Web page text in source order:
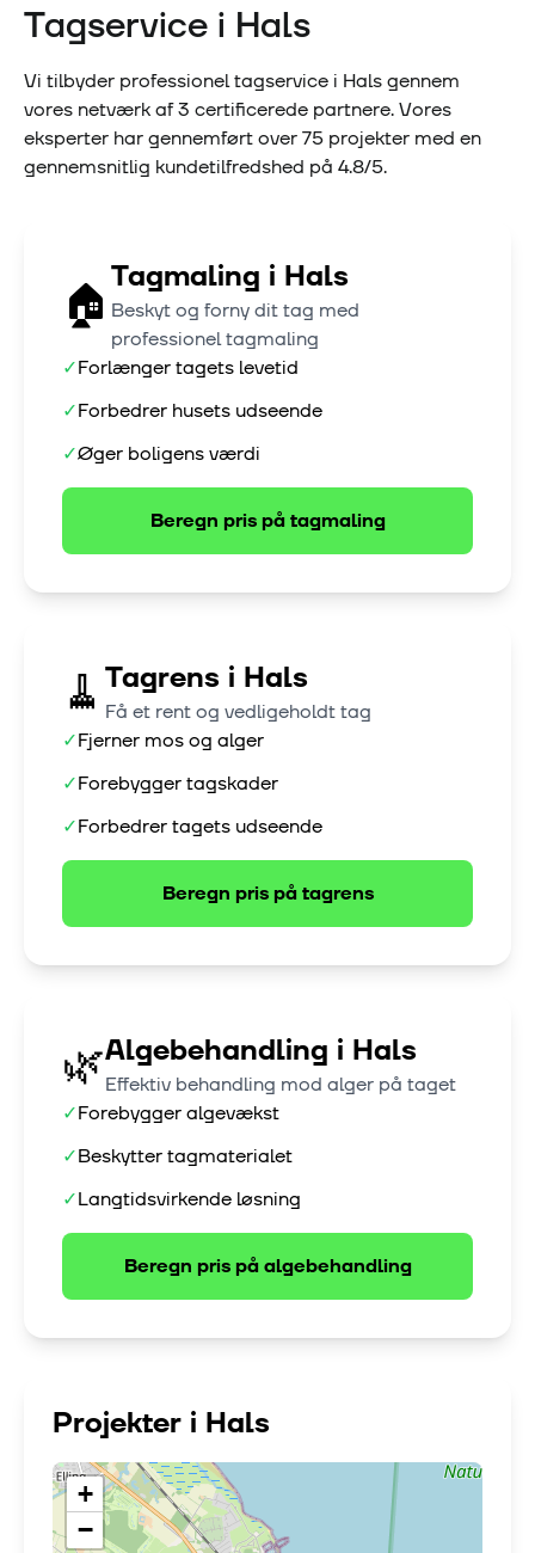
Tagservice i Hals
Vi tilbyder professionel tagservice i Halsgennem
vores netværk af3 certificerede partnere. Vores
eksperter har gennemført over75 projekter med en
gennemsnitlig kundetilfredshed på 4.8/5.
🏠 Tagmaling i Hals
Beskyt og forny dit tag med
professionel tagmaling
✓Forlænger tagets levetid
✓Forbedrer husets udseende
✓Øger boligens værdi
Beregn pris påtagmaling
🧹 Tagrens i Hals
Få et rent og vedligeholdt tag
✓Fjerner mos og alger
✓Forebygger tagskader
✓Forbedrer tagets udseende
Beregn pris påtagrens
🌿Algebehandling i Hals
Effektiv behandling mod alger på taget
✓Forebygger algevækst
✓Beskytter tagmaterialet
✓Langtidsvirkende løsning
Beregn pris påalgebehandling
Projekter i Hals
+
−